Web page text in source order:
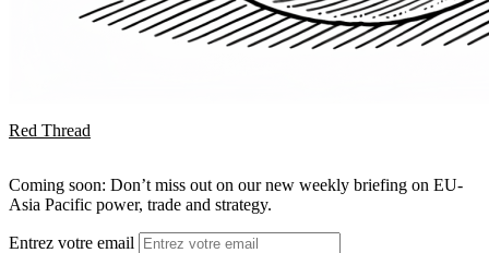
Red Thread
Coming soon: Don’t miss out on our new weekly briefing on EU-
Asia Pacific power, trade and strategy.
Entrez votre email